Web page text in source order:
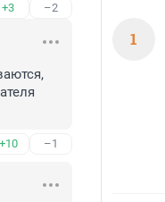
+3 –2
+10 –1
1